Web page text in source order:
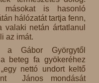
is hasonló
hálózatát tartja fenn,
valaki netán ártatlanul
az imát.
a Gábor Györgytől
beteg fa gyökeréhez
nettó undort keltő
János mondását